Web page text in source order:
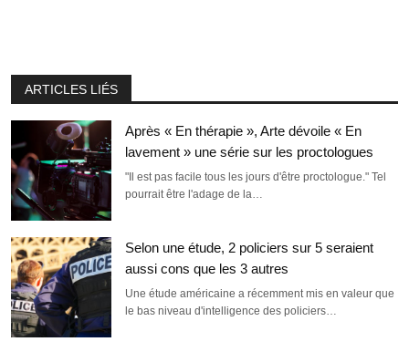
ARTICLES LIÉS
Après « En thérapie », Arte dévoile « En
lavement » une série sur les proctologues
"Il est pas facile tous les jours d'être proctologue." Tel
pourrait être l'adage de la…
Selon une étude, 2 policiers sur 5 seraient
aussi cons que les 3 autres
Une étude américaine a récemment mis en valeur que
le bas niveau d'intelligence des policiers…